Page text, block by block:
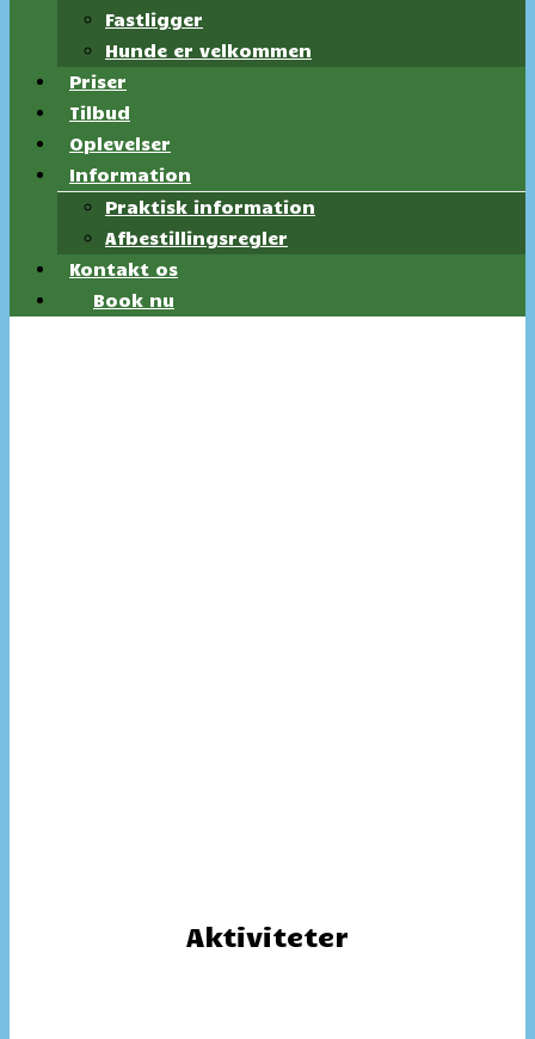
Fastligger
Hunde er velkommen
Priser
Tilbud
Oplevelser
Information
Praktisk information
Afbestillingsregler
Kontakt os
Book nu
Aktiviteter